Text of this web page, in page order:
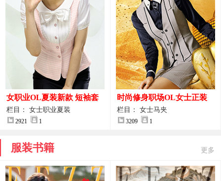
女职业OL夏装新款 短袖套
装女正装
栏目： 女士职业夏装
2921 1
时尚修身职场OL女士正装
马甲拍摄大图
栏目： 女士马夹
3209 1
服装书籍 更多